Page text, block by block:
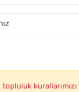
topluluk kurallarımızı